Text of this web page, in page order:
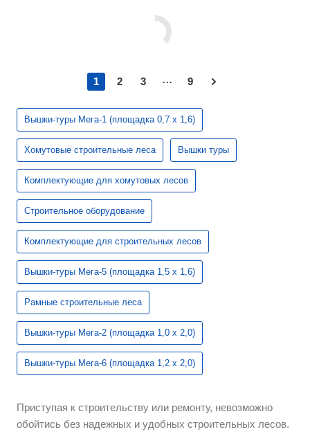
1 2 3 ... 9
Вышки-туры Мега-1 (площадка 0,7 х 1,6)
Хомутовые строительные леса Вышки туры
Комплектующие для хомутовых лесов
Строительное оборудование
Комплектующие для строительных лесов
Вышки-туры Мега-5 (площадка 1,5 х 1,6)
Рамные строительные леса
Вышки-туры Мега-2 (площадка 1,0 х 2,0)
Вышки-туры Мега-6 (площадка 1,2 х 2,0)
Приступая к строительству или ремонту, невозможно
обойтись без надежных и удобных строительных лесов.